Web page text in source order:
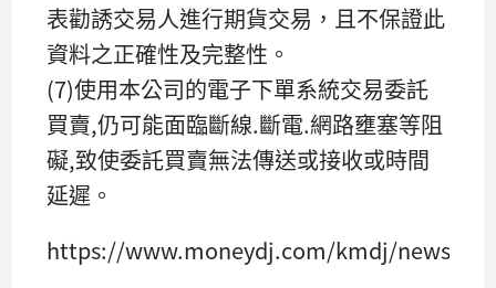
表勸誘交易人進行期貨交易，且不保證此
資料之正確性及完整性。
(7)使用本公司的電子下單系統交易委託
買賣,仍可能面臨斷線.斷電.網路壅塞等阻
礙,致使委託買賣無法傳送或接收或時間
延遲。
https://www.moneydj.com/kmdj/news